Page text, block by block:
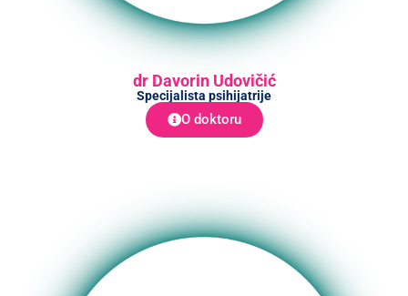
dr Davorin Udovičić
Specijalista psihijatrije
O doktoru